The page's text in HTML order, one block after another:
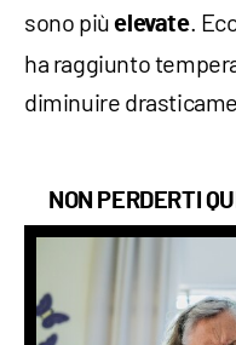
sono piùelevate.
ha raggiunto
diminuire
NON PERDERTI